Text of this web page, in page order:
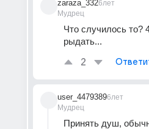
zaraza_332
Мудрец
6лет
Что случилось то?
рыдать...
2
user_4479389
Мудрец
6лет
Принять душ,